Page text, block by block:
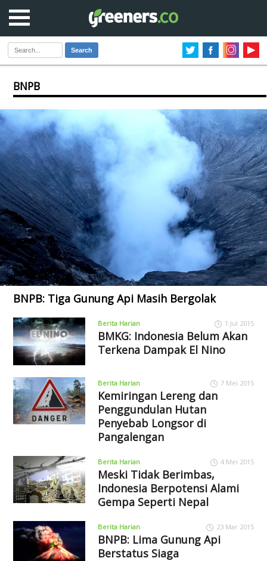
Search
BNPB
BNPB: Tiga Gunung Api Masih Bergolak
Berita Harian 1 Jul 2015
BMKG: Indonesia Belum Akan
Terkena Dampak El Nino
Berita Harian 7 Mei 2015
Kemiringan Lereng dan
Penggundulan Hutan
Penyebab Longsor di
Pangalengan
Berita Harian 4 Mei 2015
Meski Tidak Berimbas,
Indonesia Berpotensi Alami
Gempa Seperti Nepal
Berita Harian 23 Mar 2015
BNPB: Lima Gunung Api
Berstatus Siaga